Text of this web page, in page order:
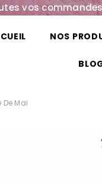
vos
NOS
De Mai